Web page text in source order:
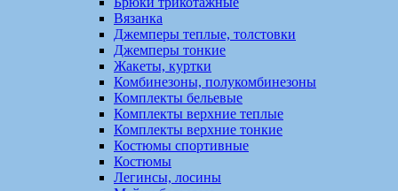
Вязанка
Джемперы теплые, толстовки
Джемперы тонкие
Жакеты, куртки
Комбинезоны, полукомбинезоны
Комплекты бельевые
Комплекты верхние теплые
Комплекты верхние тонкие
Костюмы спортивные
Костюмы
Легинсы, лосины